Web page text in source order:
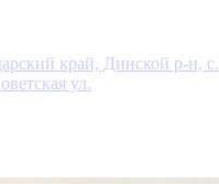
край, Динской р-н, с.
ул.